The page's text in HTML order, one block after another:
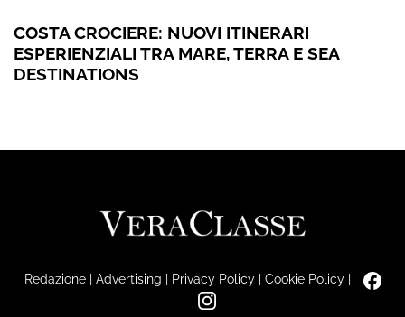
COSTA CROCIERE: NUOVI ITINERARI
ESPERIENZIALI TRA MARE, TERRA E SEA
DESTINATIONS
Redazione| Advertising | Privacy Policy| Cookie Policy|